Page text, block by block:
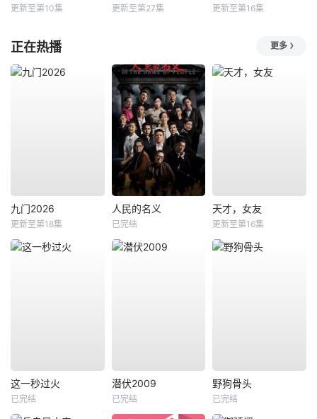
更新至第10集 更新至第27集 更新至第16集
正在热播 更多
九门2026
更新至第18集
人民的名义
已完结
天才，女友
更新至第16集
这一秒过火
已完结
潜伏2009
已完结
野狗骨头
已完结